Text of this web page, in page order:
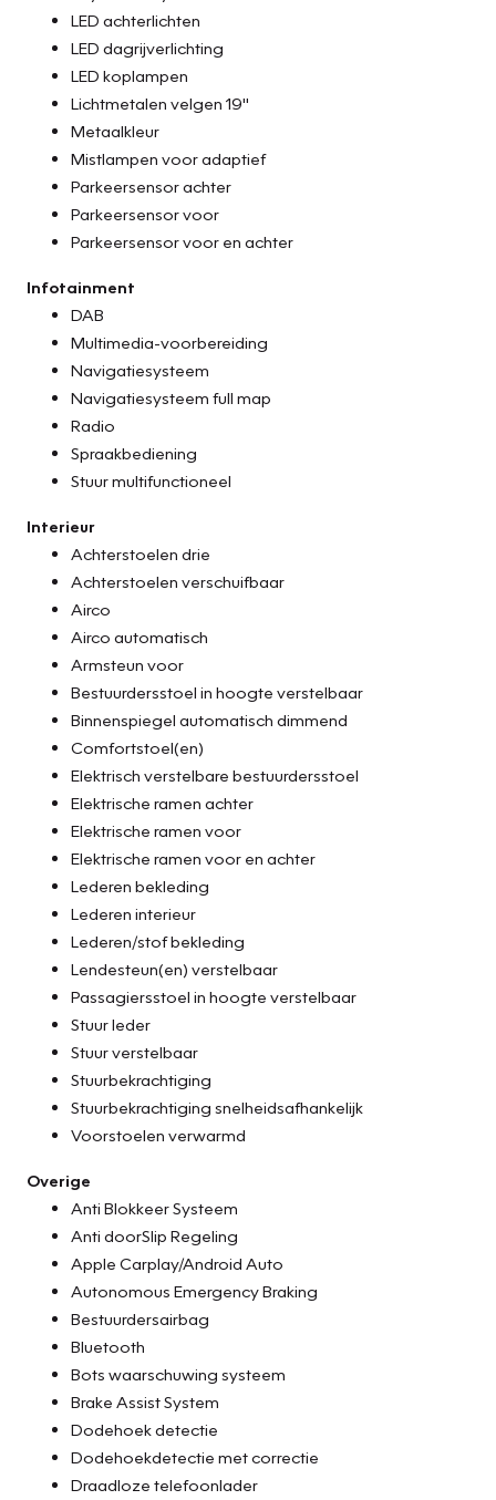
LED achterlichten
LED dagrijverlichting
LED koplampen
Lichtmetalen velgen 19"
Metaalkleur
Mistlampen voor adaptief
Parkeersensor achter
Parkeersensor voor
Parkeersensor voor en achter
Infotainment
DAB
Multimedia-voorbereiding
Navigatiesysteem
Navigatiesysteem full map
Radio
Spraakbediening
Stuur multifunctioneel
Interieur
Achterstoelen drie
Achterstoelen verschuifbaar
Airco
Airco automatisch
Armsteun voor
Bestuurdersstoel in hoogte verstelbaar
Binnenspiegel automatisch dimmend
Comfortstoel(en)
Elektrisch verstelbare bestuurdersstoel
Elektrische ramen achter
Elektrische ramen voor
Elektrische ramen voor en achter
Lederen bekleding
Lederen interieur
Lederen/stof bekleding
Lendesteun(en) verstelbaar
Passagiersstoel in hoogte verstelbaar
Stuur leder
Stuur verstelbaar
Stuurbekrachtiging
Stuurbekrachtiging snelheidsafhankelijk
Voorstoelen verwarmd
Overige
Anti Blokkeer Systeem
Anti doorSlip Regeling
Apple Carplay/Android Auto
Autonomous Emergency Braking
Bestuurdersairbag
Bluetooth
Bots waarschuwing systeem
Brake Assist System
Dodehoek detectie
Dodehoekdetectie met correctie
Draadloze telefoonlader